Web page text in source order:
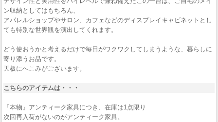
ン収納としてはもちろん、
アパレルショップやサロン、カフェなどのディスプレイキャビネットとし
ても特別な世界観を演出してくれます。
どう使おうかと考えるだけで毎日がワクワクしてしまうような、暮らしに
寄り添うお品です。
天板にへこみがございます。
こちらのアイテムは・・・
『本物』アンティーク家具につき、在庫は1点限り
次回再入荷がないのがアンティーク家具。